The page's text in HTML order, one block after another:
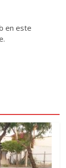
en este